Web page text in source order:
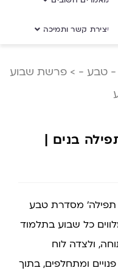
יצירת קשר ותמיכה
- טבע - > פרשת שבוע
בנים |
תפילה’ מסדרת טבע
כל שבוע בתלמוד
ולצדה לוח
ומתחלפים, בתוך